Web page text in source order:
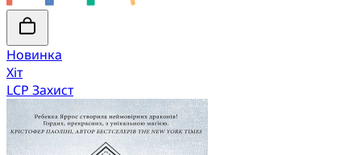
Новинка
Хіт
LCP Захист